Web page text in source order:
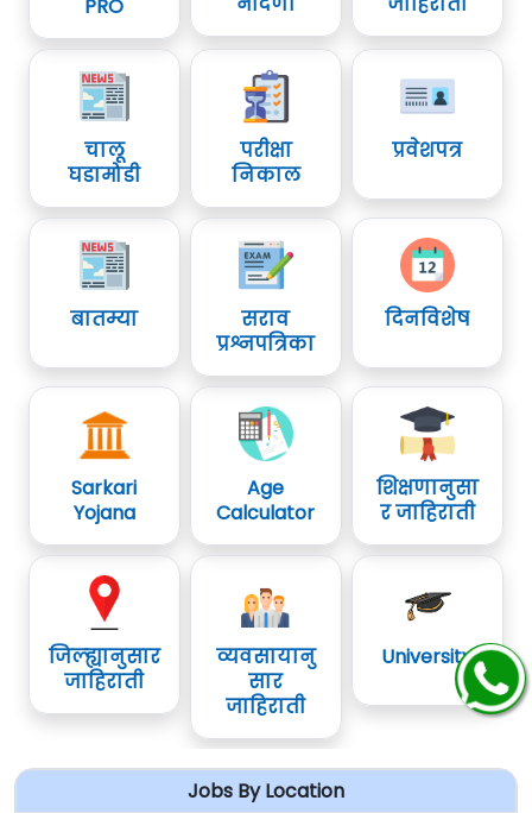
PRO
चालू
घडामोडी
परीक्षा
निकाल
प्रवेशपत्र
बातम्या
सराव
प्रश्नपत्रिका
दिनविशेष
Sarkari
Yojana
Age
Calculator
शिक्षणानुसा
र जाहिराती
जिल्ह्यानुसार
जाहिराती
व्यवसायानु
सार
जाहिराती
University
Jobs By Location